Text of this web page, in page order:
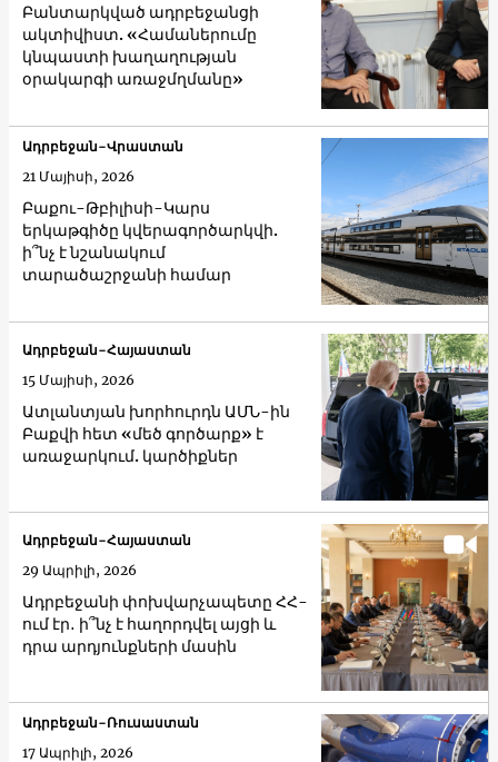
Բանտարկված ադրբեջանցի
ակտիվիստ. «Համաներումը
կնպաստի խաղաղության
օրակարգի առաջմղմանը»
Բաքու-Թբիլիսի-Կարս
երկաթգիծը կվերագործարկվի.
ի՞նչ է նշանակում
տարածաշրջանի համար
Ադրբեջան-Վրաստան
21 Մայիսի, 2026
Ատլանտյան խորհուրդն ԱՄՆ-ին
Բաքվի հետ «մեծ գործարք» է
առաջարկում. կարծիքներ
Ադրբեջան-Հայաստան
15 Մայիսի, 2026
Ադրբեջանի փոխվարչապետը ՀՀ-
ում էր․ ի՞նչ է հաղորդվել այցի և
դրա արդյունքների մասին
Ադրբեջան-Հայաստան
29 Ապրիլի, 2026
Ադրբեջան-Ռուսաստան
17 Ապրիլի, 2026